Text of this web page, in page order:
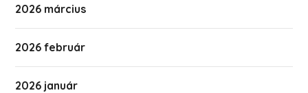
2026 március
2026 február
2026 január